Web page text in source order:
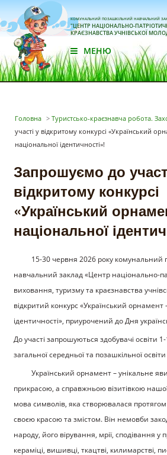
КОМУНАЛЬНИЙ ПОЗАШКІЛЬНИЙ НАВЧАЛЬНИЙ
"ЦЕНТР НАЦІОНАЛЬНО-
КРАЄЗНАВСТВА УЧНІВСЬКОЇ
МЕНЮ
Головна > Туристсько-краєзнавча робота.
участі у відкритому конкурсі «Український
національної ідентичності»!
Запрошуємо до
відкритому конкурсі
«Український
національної
15-30 червня 2026 року комунальний
навчальний заклад «Центр національно-
виховання, туризму та краєзнавства
відкритий конкурс «Український
ідентичності», приурочений до Дня
До участі запрошуються здобувачі освіти 1-
загальної середньої та позашкільної освіти
Український орнамент – унікальне
прикрасою, а справжньою візитівкою
мова символів, яка створювалася протягом
своєю красою та змістом. Він немовби
народу, його вірування, мрії, сподівання у
кераміці, вишивці, ткацтві, килимарстві,